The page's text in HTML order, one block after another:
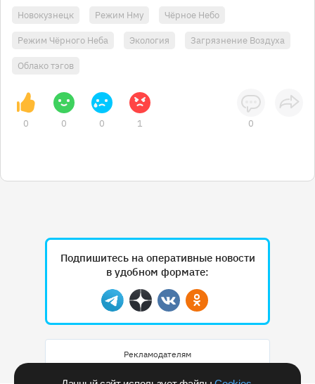
Новокузнецк Режим Нму Чёрное Небо
Режим Чёрного Неба Экология Загрязнение Воздуха
Облако тэгов
0 0 0 1 0
Подпишитесь на оперативные новости
в удобном формате:
Telegram
ДзенВконтактеОдноклассники
Рекламодателям